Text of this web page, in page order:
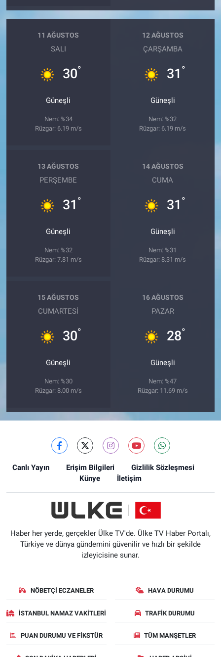
11 AĞUSTOS
SALI
30°
Güneşli
Nem: %34
Rüzgar: 6.19 m/s
12 AĞUSTOS
ÇARŞAMBA
31 °
Güneşli
Nem: %32
Rüzgar: 6.19 m/s
13 AĞUSTOS
PERŞEMBE
31 °
Güneşli
Nem: %32
Rüzgar: 7.81 m/s
14 AĞUSTOS
CUMA
31 °
Güneşli
Nem: %31
Rüzgar: 8.31 m/s
15 AĞUSTOS
CUMARTESI
30°
Güneşli
Nem: %30
Rüzgar: 8.00 m/s
16 AĞUSTOS
PAZAR
28°
Güneşli
Nem: %47
Rüzgar: 11.69 m/s
Canlı Yayın Erişim Bilgileri
Gizlilik Sözleşmesi
Künye
İletişim
Haber her yerde, gerçekler Ülke TV'de. Ülke TV Haber Portalı,
Türkiye ve dünya gündemini güvenilir ve hızlı bir şekilde
izleyicisine sunar.
NÖBETÇI ECZANELER HAVA DURUMU
İSTANBUL NAMAZ VAKITLERI TRAFIK DURUMU
PUAN DURUMU VE FIKSTÜR TÜM MANŞETLER